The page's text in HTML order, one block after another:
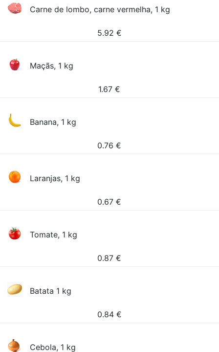
Carne de lombo, carne vermelha, 1 kg
5.92 €
Maçãs, 1 kg
1.67 €
Banana, 1 kg
0.76 €
Laranjas, 1 kg
0.67 €
Tomate, 1 kg
0.87 €
Batata 1 kg
0.84 €
Cebola, 1 kg